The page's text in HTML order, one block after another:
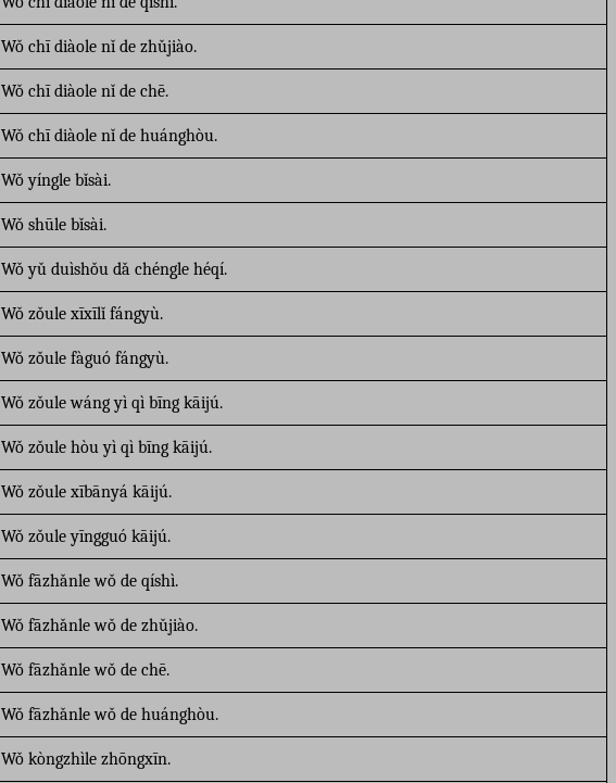
Wǒ chī diàole nǐ de zhǔjiào.
Wǒ chī diàole nǐ de chē.
Wǒ chī diàole nǐ de huánghòu.
Wǒ yíngle bǐsài.
Wǒ shūle bǐsài.
Wǒ yǔ duìshǒu dǎ chéngle héqí.
Wǒ zǒule xīxīlǐ fángyù.
Wǒ zǒule fàguó fángyù.
Wǒ zǒule wáng yì qì bīng kāijú.
Wǒ zǒule hòu yì qì bīng kāijú.
Wǒ zǒule xībānyá kāijú.
Wǒ zǒule yīngguó kāijú.
Wǒ fāzhǎnle wǒ de qíshì.
Wǒ fāzhǎnle wǒ de zhǔjiào.
Wǒ fāzhǎnle wǒ de chē.
Wǒ fāzhǎnle wǒ de huánghòu.
Wǒ kòngzhìle zhōngxīn.